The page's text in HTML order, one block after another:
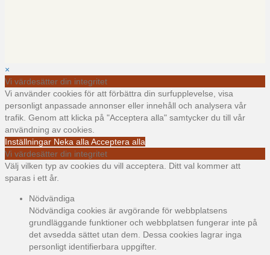
×
Vi värdesätter din integritet
Vi använder cookies för att förbättra din surfupplevelse, visa
personligt anpassade annonser eller innehåll och analysera vår
trafik. Genom att klicka på "Acceptera alla" samtycker du till vår
användning av cookies.
Inställningar Neka alla Acceptera alla
Vi värdesätter din integritet
Välj vilken typ av cookies du vill acceptera. Ditt val kommer att
sparas i ett år.
Nödvändiga
Nödvändiga cookies är avgörande för webbplatsens
grundläggande funktioner och webbplatsen fungerar inte på
det avsedda sättet utan dem. Dessa cookies lagrar inga
personligt identifierbara uppgifter.